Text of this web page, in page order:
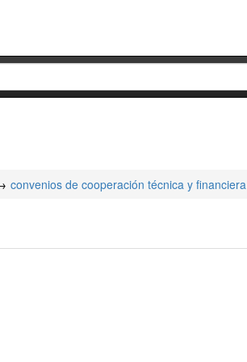
convenios de cooperación técnica y financiera